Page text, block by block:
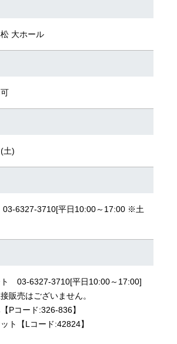
大ホール
土)
03-6327-3710[平日10:00～17:00 ※土
ト 03-6327-3710[平日10:00～17:00]
売はございません。
【Pコード:326-836】
ト
【Lコード:42824】